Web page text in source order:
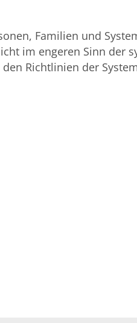
Familien und
im engeren Sinn der
Richtlinien der